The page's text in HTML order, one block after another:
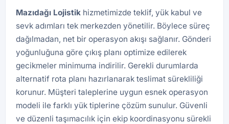
Mazıdağı Lojistik hizmetimizde teklif, yük kabul ve
sevk adımları tek merkezden yönetilir. Böylece süreç
dağılmadan, net bir operasyon akışı sağlanır. Gönderi
yoğunluğuna göre çıkış planı optimize edilerek
gecikmeler minimuma indirilir. Gerekli durumlarda
alternatif rota planı hazırlanarak teslimat sürekliliği
korunur. Müşteri taleplerine uygun esnek operasyon
modeli ile farklı yük tiplerine çözüm sunulur. Güvenli
ve düzenli taşımacılık için ekip koordinasyonu sürekli